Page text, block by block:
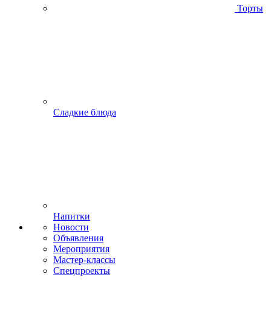
Торты
Сладкие блюда
Напитки
Новости
Объявления
Мероприятия
Мастер-классы
Спецпроекты